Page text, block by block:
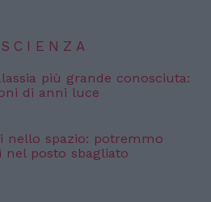
più grande conosciuta:
di anni luce
nello spazio: potremmo
nel posto sbagliato